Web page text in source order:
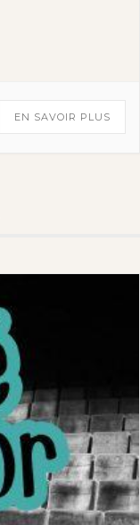
EN SAVOIR PLUS